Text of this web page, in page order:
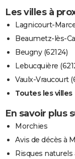
Les villes à
Lagnicourt-
Beaumetz-lès-
Beugny (62124)
Lebucquière
Vaulx-Vraucourt
Toutes les villes
En savoir plus
Morchies
Avis de décès à
Risques naturels